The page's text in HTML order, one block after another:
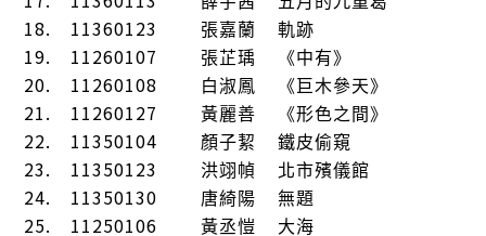
18. 11360123 張嘉蘭 軌跡
19. 11260107 張芷瑀 《中有》
20. 11260108 白淑鳳 《巨木參天》
21. 11260127黃麗善 《形色之間》
22. 11350104 顏子絜 鐵皮偷窺
23. 11350123 洪翊幀 北市殯儀館
24. 11350130 唐綺陽 無題
25. 11250106黃丞愷 大海